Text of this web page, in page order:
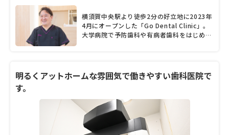
横須賀中央駅より徒歩2分の好立地に2023年
4月にオープンした「Go Dental Clinic」。
大学病院で予防歯科や有病者歯科をはじめと
ためには虫歯を作らない口内環境が第一と考
え、唾液検査やマイクロスコープといったツ
し、わかりやすくかつ改善経過がわかるよう
な診療説明を心がける。「本気で患者さんの
一生涯のパートナーになりたい」と語る院長
に歯科医師としてのこれからを聞いた。
明るくアットホームな雰囲気で働きやすい歯科医院で
す。